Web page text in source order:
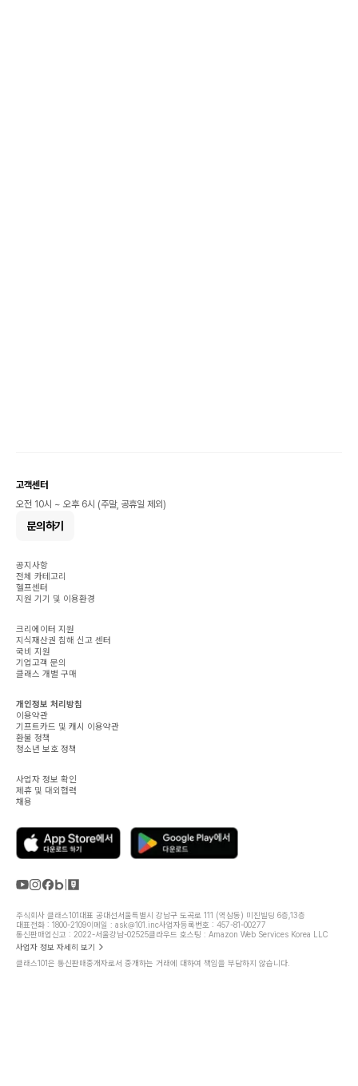
고객센터
오전 10시 ~ 오후 6시 (주말, 공휴일 제외)
문의하기
공지사항
전체 카테고리
헬프센터
지원 기기 및 이용환경
크리에이터 지원
지식재산권 침해 신고 센터
국비 지원
기업고객 문의
클래스 개별 구매
개인정보 처리방침
이용약관
기프트카드 및 캐시 이용약관
환불 정책
청소년 보호 정책
사업자 정보 확인
제휴 및 대외협력
채용
주식회사 클래스101대표 공대선서울특별시 강남구 도곡로 111 (역삼동) 미진빌딩 6층,13층
대표전화 : 1800-2109이메일 : ask@101.inc사업자등록번호 : 457-81-00277
통신판매업신고 : 2022-서울강남-02525클라우드 호스팅 : Amazon Web Services Korea LLC
사업자 정보 자세히 보기
클래스101은 통신판매중개자로서 중개하는 거래에 대하여 책임을 부담하지 않습니다.